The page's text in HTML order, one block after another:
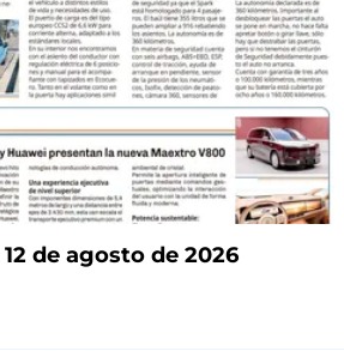
de agosto de 2026